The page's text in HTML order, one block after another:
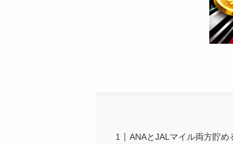
ANAとJALマイル両方貯